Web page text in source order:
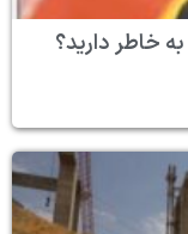
به خاطر دارید؟